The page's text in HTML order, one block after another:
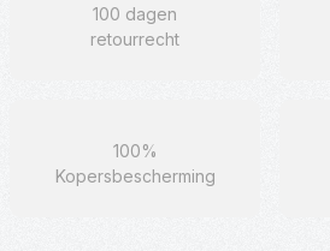
100 dagen
retourrecht
100%
Kopersbescherming